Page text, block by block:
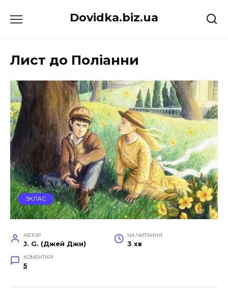
до
Dovidka.biz.ua
Лист до Поліанни
5КЛАС
АВТОР
J. G. (Джей Джи)
НА ЧИТАННЯ
3 хв
КОМЕНТАРІ
5